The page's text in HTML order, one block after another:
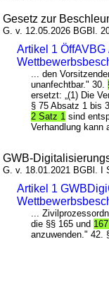
Gesetz zur
G. v. 12.05.2026 BGBl.
Artikel 1
... den
unanfechtbar." 30.
ersetzt: „(1) Die
§ 75 Absatz 1 bis
2 Satz 1 sind
Verhandlung kann
GWB-
G. v. 18.01.2021 BGBl. I
Artikel 1
...
die §§ 165 und
anzuwenden." 42.